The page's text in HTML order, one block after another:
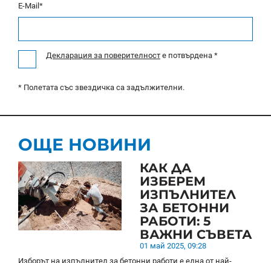
E-Mail*
Декларация за поверителност e потвърдена *
* Полетата със звездичка са задължителни.
ОЩЕ НОВИНИ
КАК ДА
ИЗБЕРЕМ
ИЗПЪЛНИТЕЛ
ЗА БЕТОННИ
РАБОТИ: 5
ВАЖНИ СЪВЕТА
01 май 2025, 09:28
Изборът на изпълнител за бетонни работи е една от най-